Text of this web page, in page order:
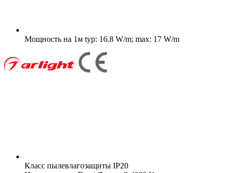
Мощность на 1м typ: 16.8 W/m; max: 17 W/m
Класс пылевлагозащиты IP20